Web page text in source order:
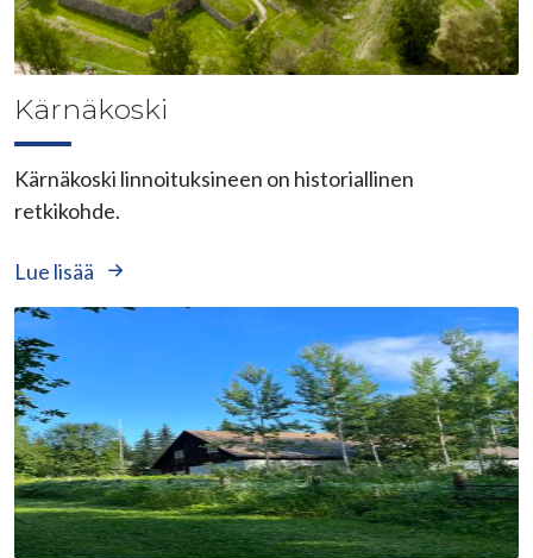
Kärnäkoski
Kärnäkoski linnoituksineen on historiallinen
retkikohde.
Lue lisää